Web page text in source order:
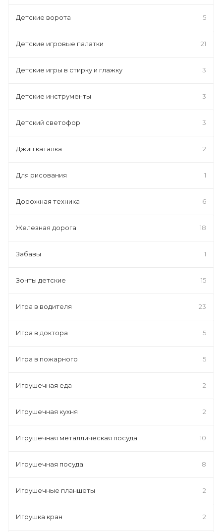
Детские ворота 5
Детские игровые палатки 21
Детские игры в стирку и глажку 3
Детские инструменты 3
Детский светофор 3
Джип каталка 2
Для рисования 1
Дорожная техника 6
Железная дорога 18
Забавы 1
Зонты детские 15
Игра в водителя 23
Игра в доктора 5
Игра в пожарного 5
Игрушечная еда 2
Игрушечная кухня 2
Игрушечная металлическая посуда 10
Игрушечная посуда 8
Игрушечные планшеты 2
Игрушка кран 2